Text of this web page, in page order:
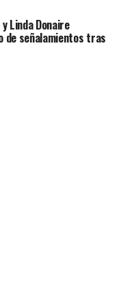
Linda Donaire
de señalamientos tras